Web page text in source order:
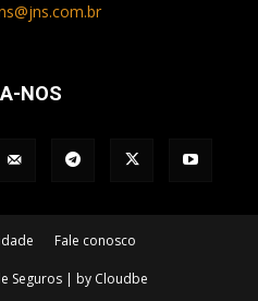
NOS
Fale conosco
Seguros | by Cloudbe